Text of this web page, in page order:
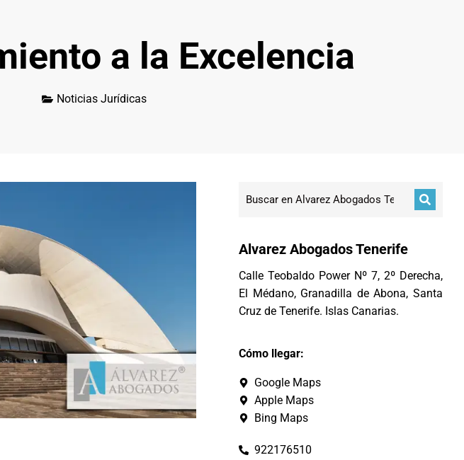
a la Excelencia
Noticias Jurídicas
Alvarez Abogados Tenerife
Calle Teobaldo Power Nº 7, 2º Derecha,
El Médano, Granadilla de Abona, Santa
Cruz de Tenerife. Islas Canarias.
Cómo llegar:
Google Maps
Apple Maps
Bing Maps
922176510